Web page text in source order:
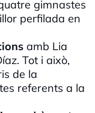
gimnastes
perfilada en
amb Lia
Tot i això,
de la
referents a la